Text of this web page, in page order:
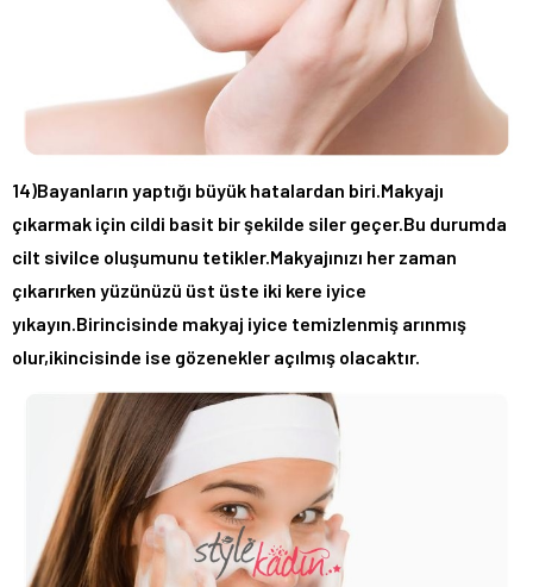
14)Bayanların yaptığı büyük hatalardan biri.Makyajı
çıkarmak için cildi basit bir şekilde siler geçer.Bu durumda
cilt sivilce oluşumunu tetikler.Makyajınızı her zaman
çıkarırken yüzünüzü üst üste iki kere iyice
yıkayın.Birincisinde makyaj iyice temizlenmiş arınmış
olur,ikincisinde ise gözenekler açılmış olacaktır.